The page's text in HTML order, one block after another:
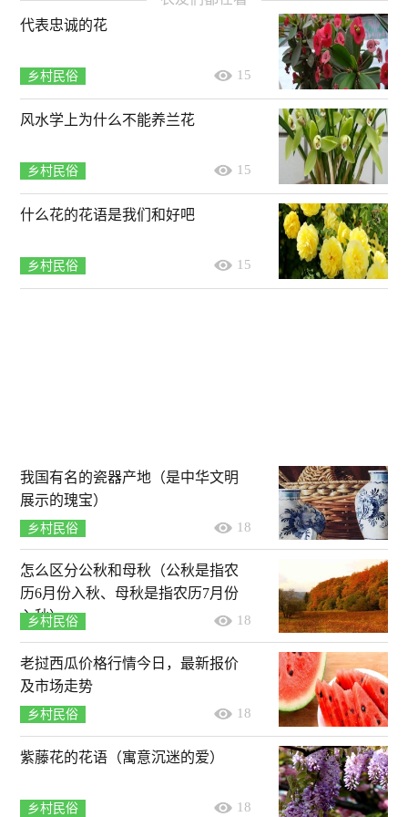
代表忠诚的花
乡村民俗 15
风水学上为什么不能养兰花
乡村民俗 15
什么花的花语是我们和好吧
乡村民俗 15
我国有名的瓷器产地（是中华文明
展示的瑰宝）
乡村民俗 18
怎么区分公秋和母秋（公秋是指农
历6月份入秋、母秋是指农历7月份
入秋）
乡村民俗 18
老挝西瓜价格行情今日，最新报价
及市场走势
乡村民俗 18
紫藤花的花语（寓意沉迷的爱）
乡村民俗 18